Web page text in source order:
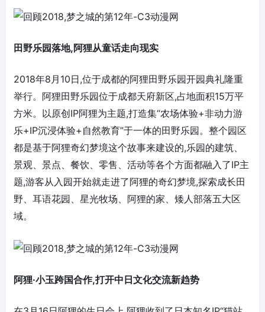
田野乐园落地,阿狸从童话走向现实
2018年8月10日,位于成都的阿狸田野乐园开园典礼隆重
举行。阿狸田野乐园位于成都天府新区,占地面积15万平
方米。以原创IP阿狸为主题,打造集“农场体验+非动力游
乐+IP沉浸体验+自然教育”于一体的田野乐园。整个园区
都是基于阿狸奇幻梦境这个故事来建设的,乐园的建筑、
景观、景点、餐饮、零售、活动等各个方面都融入了IP主
题,游客从入园开始就走进了阿狸的奇幻梦境,探索成长田
野、耳语花园、星光牧场、阿狸的家、矮人部落五大区
域。
阿狸·小玉跨国合作,打开中日文化交流新趋势